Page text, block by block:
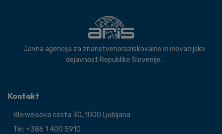
Javna agencija za znanstvenoraziskovalno in inovacijsko
dejavnost Republike Slovenije.
Kontakt
Bleiweisova cesta 30, 1000 Ljubljana
Tel: +386 1 400 5910